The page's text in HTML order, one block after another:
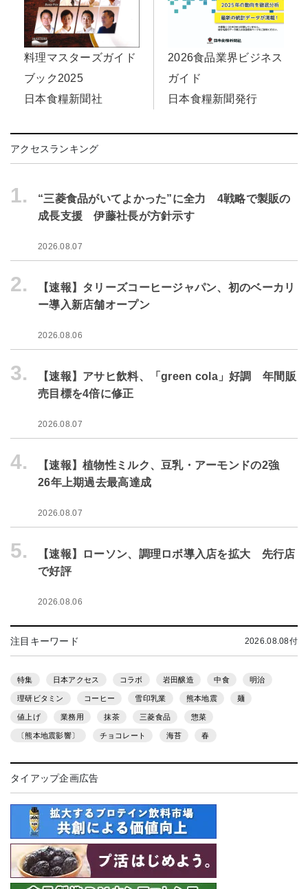
料理マスターズガイド
ブック2025
日本食糧新聞社
2026食品業界ビジネス
ガイド
日本食糧新聞発行
アクセスランキング
1.
“三菱食品がいてよかった”に全力 4戦略で製販の
成長支援 伊藤社長が方針示す
2026.08.07
2.
【速報】タリーズコーヒージャパン、初のベーカリ
ー導入新店舗オープン
2026.08.06
3.
【速報】アサヒ飲料、「green cola」好調 年間販
売目標を4倍に修正
2026.08.07
4.
【速報】植物性ミルク、豆乳・アーモンドの2強
26年上期過去最高達成
2026.08.07
5.
【速報】ローソン、調理ロボ導入店を拡大 先行店
で好評
2026.08.06
注目キーワード 2026.08.08付
特集 日本アクセス コラボ 岩田醸造 中食 明治
理研ビタミン コーヒー 雪印乳業 熊本地震 麺
値上げ 業務用 抹茶 三菱食品 惣菜
〔熊本地震影響〕 チョコレート 海苔 春
タイアップ企画広告